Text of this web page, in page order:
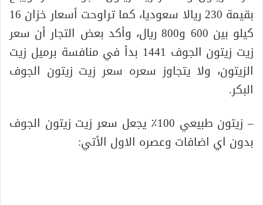
بقيمة 230 ريالا سعوديا، كما تراوحت أسعار خزان 16
كيلو بين 600 و800 ريال، وأكد بعض التجار أن سعر
زيت زيتون الجوف 1441 بدأ في منافسة برميل زيت
الزيتون، ولا يتجاوز سعره سعر زيت زيتون الجوف
البكر.
– زيتون طبيعي 100٪ يجعل سعر زيت زيتون الجوف
بدون اي اضافات وعصره الاول الأتي: